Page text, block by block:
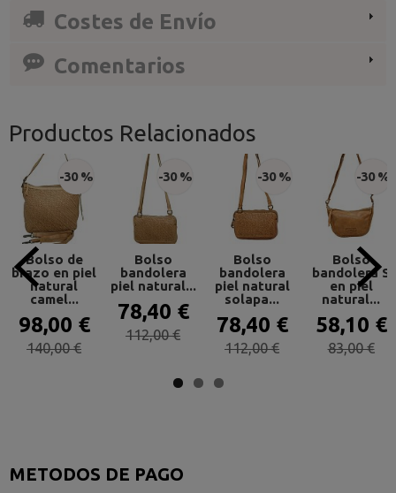
METODOS DE PAGO
Costes de Envío
Comentarios
Productos Relacionados
-30 %
Bolso de
brazo en piel
natural
camel...
98,00 €
140,00 €
-30 %
Bolso
bandolera
piel natural...
78,40 €
112,00 €
-30 %
Bolso
bandolera
piel natural
solapa...
78,40 €
112,00 €
-30 %
Bolso
bandolera S
en piel
natural...
58,10 €
83,00 €